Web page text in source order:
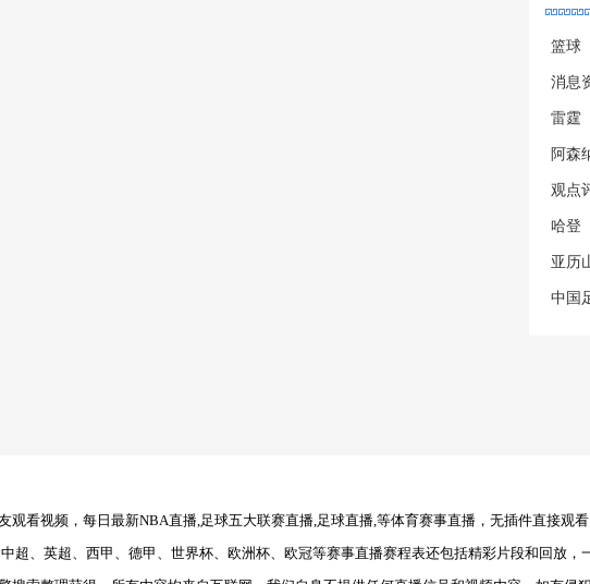
篮球
消息
雷霆
阿森
观点
哈登
亚历
中国
看视频，每日最新NBA直播,足球五大联赛直播,足球直播,等体育赛事直播，无插件直接观看
超、英超、西甲、德甲、世界杯、欧洲杯、欧冠等赛事直播赛程表还包括精彩片段和回放，